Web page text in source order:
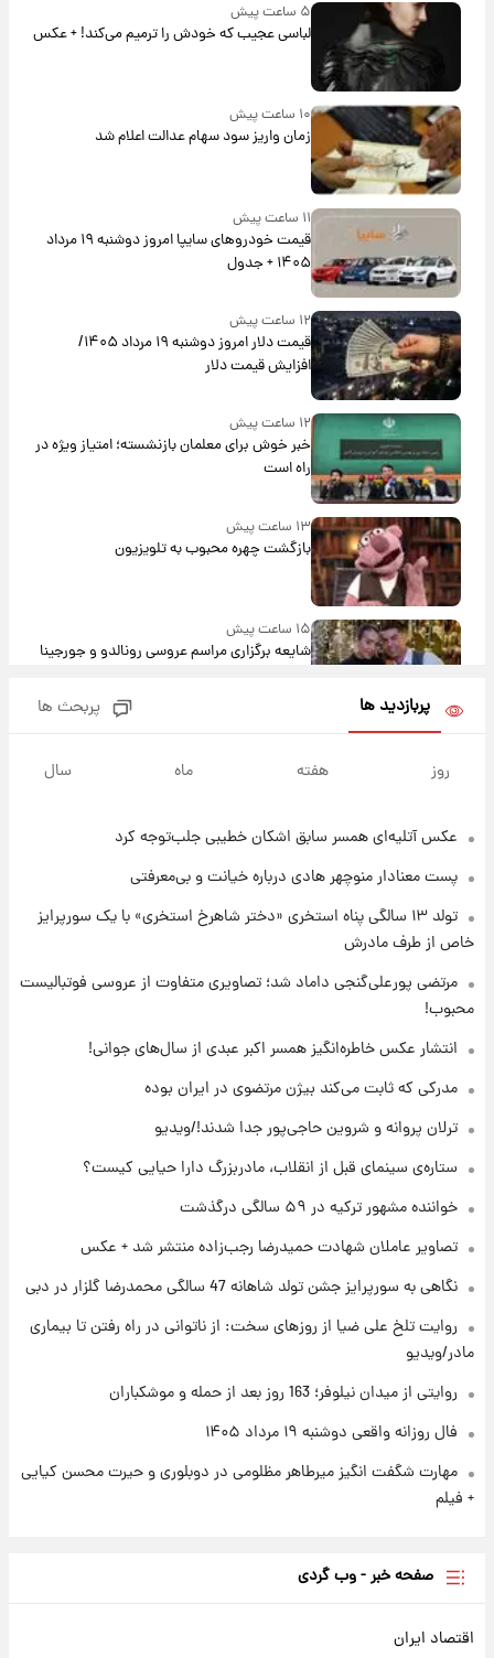
۵ ساعت پیش
لباسی عجیب که خودش را ترمیم می‌کند! + عکس
۱۰ ساعت پیش
زمان واریز سود سهام عدالت اعلام شد
قیمت خودروهای سایپا امروز دوشنبه ۱۹ مرداد
۱۴۰۵ + جدول
۱۲ ساعت پیش
قیمت دلار امروز دوشنبه ۱۹ مرداد ۱۴۰۵/
افزایش قیمت دلار
۱۲ ساعت پیش
خبر خوش برای معلمان بازنشسته؛ امتیاز ویژه در
راه است
۱۳ ساعت پیش
بازگشت چهره محبوب به تلویزیون
۱۵ ساعت پیش
شایعه برگزاری مراسم عروسی رونالدو و جورجینا
۲۳ ساعت پیش
۲۱ ساعت پیش
فال قهوه روزانه دوشنبه ۱۹ مرداد ماه ۱۴۰۵
فال روزانه واقعی دوشنبه ۱۹ مرداد ۱۴۰۵
۱ روز پیش
شد
پربازدید ها پربحث ها
روز هفته ماه سال
عکس‌ آتلیه‌ای همسر سابق اشکان خطیبی جلب‌توجه کرد
پست معنادار منوچهر هادی درباره خیانت و بی‌معرفتی
تولد ۱۳ سالگی پناه استخری «دختر شاهرخ استخری» با یک سورپرایز
خاص از طرف مادرش
مرتضی پورعلی‌گنجی داماد شد؛ تصاویری متفاوت از عروسی فوتبالیست
محبوب!
انتشار عکس خاطره‌انگیز همسر اکبر عبدی از سال‌های جوانی!
مدرکی که ثابت می‌کند بیژن مرتضوی در ایران بوده
ترلان پروانه و شروین حاجی‌پور جدا شدند!/ویدیو
ستاره‌ی سینمای قبل از انقلاب، مادربزرگ دارا حیایی کیست؟
خواننده مشهور ترکیه در ۵۹ سالگی درگذشت
تصاویر عاملان شهادت حمیدرضا رجب‌زاده منتشر شد + عکس
نگاهی به سورپرایز جشن تولد شاهانه 47 سالگی محمدرضا گلزار در دبی
روایت تلخ علی ضیا از روزهای سخت: از ناتوانی در راه رفتن تا بیماری
مادر/ویدیو
روایتی از میدان نیلوفر؛ 163 روز بعد از حمله و موشکباران
فال روزانه واقعی دوشنبه ۱۹ مرداد ۱۴۰۵
مهارت شگفت انگیز میرطاهر مظلومی در دوبلوری و حیرت محسن کیایی
+ فیلم
صفحه خبر - وب گردی
اقتصاد ایران